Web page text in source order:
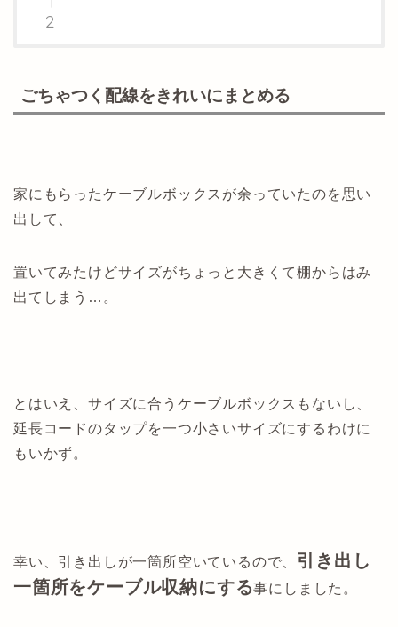
ごちゃつく配線をきれいにまとめる
家にもらったケーブルボックスが余っていたのを思い
出して、
置いてみたけどサイズがちょっと大きくて棚からはみ
出てしまう…。
とはいえ、サイズに合うケーブルボックスもないし、
延長コードのタップを一つ小さいサイズにするわけに
もいかず。
幸い、引き出しが一箇所空いているので、 引き出し
一箇所をケーブル収納にする事にしました。